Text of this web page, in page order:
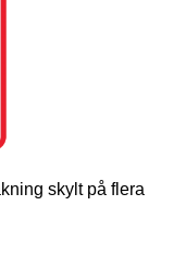
skylt på flera